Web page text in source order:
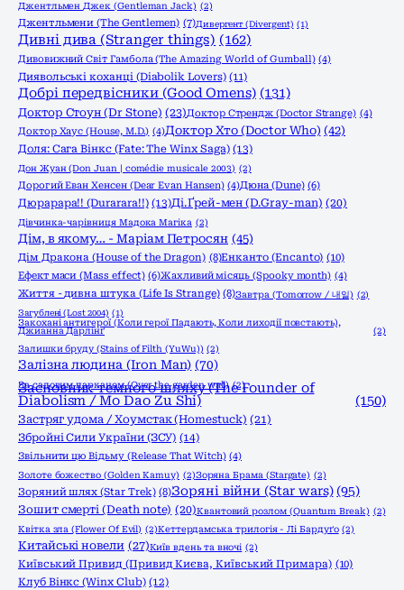
Джентльмен Джек (Gentleman Jack) (2)
Джентльмени (The Gentlemen) (7)Дивергент (Divergent) (1)
Дивні дива (Stranger things) (162)
Дивовижний Світ Гамбола (The Amazing World of Gumball) (4)
Диявольські коханці (Diabolik Lovers) (11)
Добрі передвісники (Good Omens) (131)
Доктор Стоун (Dr Stone) (23)Доктор Стрендж (Doctor Strange) (4)
Доктор Хаус (House, M.D.) (4)Доктор Хто (Doctor Who) (42)
Доля: Сага Вінкс (Fate: The Winx Saga) (13)
Дон Жуан (Don Juan | comédie musicale 2003) (2)
Дорогий Еван Хенсен (Dear Evan Hansen) (4)Дюна (Dune) (6)
Дюрарара!! (Durarara!!) (13)Ді.Ґрей-мен (D.Gray-man) (20)
Дівчинка-чарівниця Мадока Магіка (2)
Дім, в якому… - Маріам Петросян (45)
Дім Дракона (House of the Dragon) (8)Енканто (Encanto) (10)
Ефект маси (Mass effect) (6)Жахливий місяць (Spooky month) (4)
Життя - дивна штука (Life Is Strange) (8)Завтра (Tomorrow / 내일) (2)
Загублені (Lost 2004) (1)
Закохані антигерої (Коли герої Падають, Коли лиходії повстають),
Джианна Дарлінґ
(2)
Залишки бруду (Stains of Filth (YuWu)) (2)
Залізна людина (Iron Man) (70)
За садовим парканом (Over the garden wall) (2)
Засновник темного шляху (The Founder of
Diabolism / Mo Dao Zu Shi) (150)
Застряг удома / Хоумстак (Homestuck) (21)
Збройні Сили України (ЗСУ) (14)
Звільнити цю Відьму (Release That Witch) (4)
Золоте божество (Golden Kamuy) (2)Зоряна Брама (Stargate) (2)
Зоряний шлях (Star Trek) (8)Зоряні війни (Star wars) (95)
Зошит смерті (Death note) (20)Квантовий розлом (Quantum Break) (2)
Квітка зла (Flower Of Evil) (2)Кеттердамська трилогія - Лі Бардуґо (2)
Китайські новели (27)Київ вдень та вночі (2)
Київський Привид (Привид Києва, Київський Примара) (10)
Клуб Вінкс (Winx Club) (12)